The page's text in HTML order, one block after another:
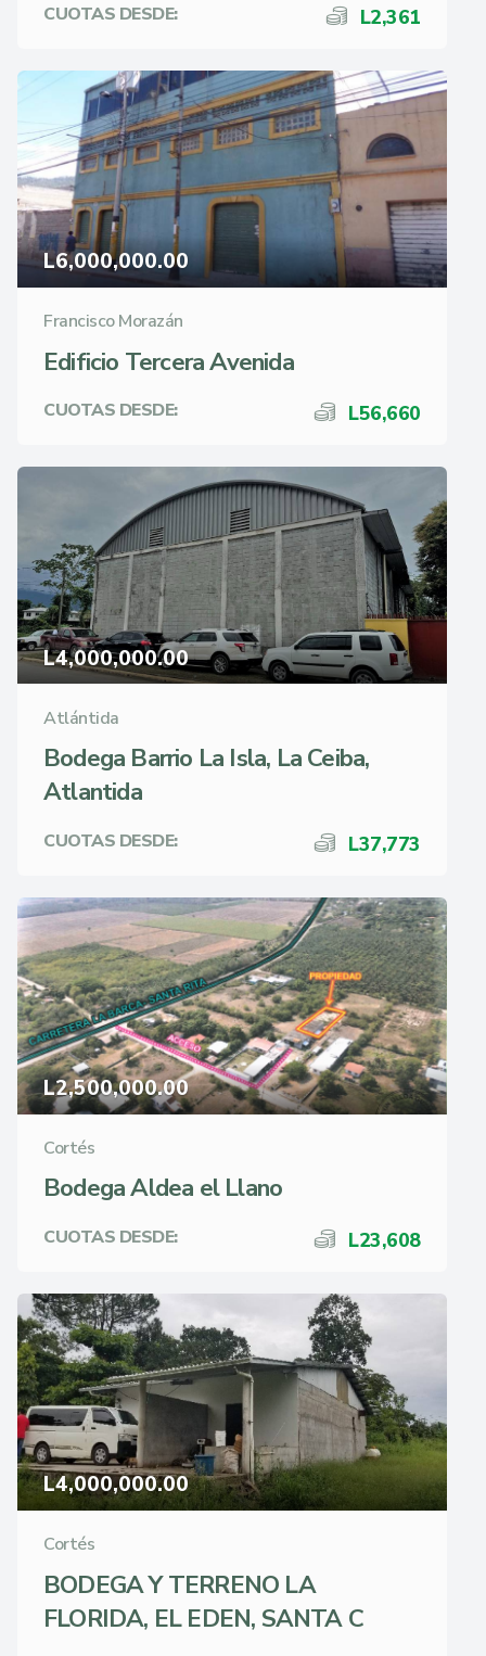
CUOTAS DESDE: L2,361
L6,000,000.00
Francisco Morazán
Edificio Tercera Avenida
CUOTAS DESDE: L56,660
L4,000,000.00
Atlántida
Bodega Barrio La Isla, La Ceiba,
Atlantida
CUOTAS DESDE: L37,773
L2,500,000.00
Cortés
Bodega Aldea el Llano
CUOTAS DESDE: L23,608
L4,000,000.00
Cortés
BODEGA Y TERRENO LA
FLORIDA, EL EDEN, SANTA C